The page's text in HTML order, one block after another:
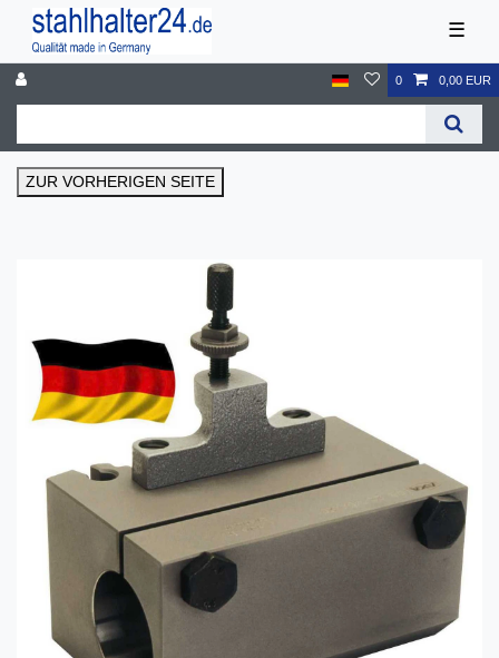
☰
0 0,00 EUR
ZUR VORHERIGEN SEITE